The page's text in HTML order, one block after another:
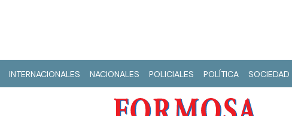
INTERNACIONALES NACIONALES POLICIALES POLÍTICA SOCIEDAD